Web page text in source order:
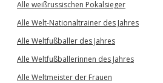
Alle weißrussischen Pokalsieger
Alle Welt-Nationaltrainer des Jahres
Alle Weltfußballer des Jahres
Alle Weltfußballerinnen des Jahres
Alle Weltmeister der Frauen